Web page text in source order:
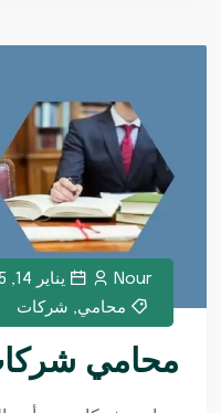
Nour
يناير 14, 2025
محامي, شركات
محامي